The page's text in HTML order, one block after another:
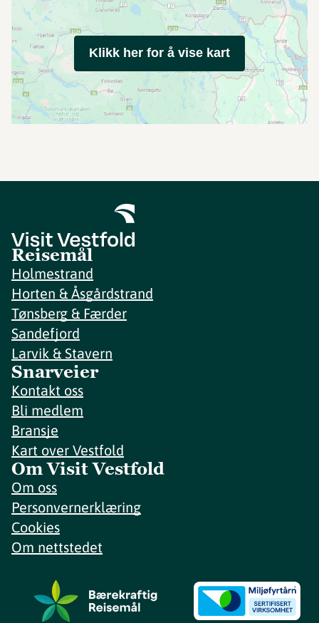
Klikk her for å vise kart
Reisemål
Holmestrand
Horten & Åsgårdstrand
Tønsberg & Færder
Sandefjord
Larvik & Stavern
Snarveier
Kontakt oss
Bli medlem
Bransje
Kart over Vestfold
Om Visit Vestfold
Om oss
Personvernerklæring
Cookies
Om nettstedet